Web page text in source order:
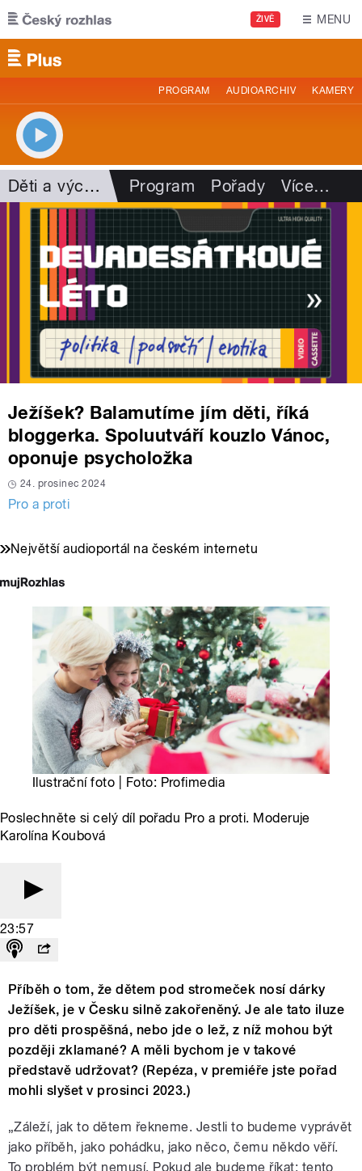
Přejít k hlavnímu obsahu
ŽIVĚ MENU
PROGRAM AUDIOARCHIV KAMERY
Děti a výchova Program Pořady Více…
Ježíšek? Balamutíme jím děti, říká
bloggerka. Spoluutváří kouzlo Vánoc,
oponuje psycholožka
24. prosinec 2024
Pro a proti
Největší audioportál na českém internetu
Ilustrační foto | Foto: Profimedia
Poslechněte si celý díl pořadu Pro a proti. Moderuje
Karolína Koubová
23:57
Příběh o tom, že dětem pod stromeček nosí dárky
Ježíšek, je v Česku silně zakořeněný. Je ale tato iluze
pro děti prospěšná, nebo jde o lež, z níž mohou být
později zklamané? A měli bychom je v takové
představě udržovat? (Repéza, v premiéře jste pořad
mohli slyšet v prosinci 2023.)
„Záleží, jak to dětem řekneme. Jestli to budeme vyprávět
jako příběh, jako pohádku, jako něco, čemu někdo věří.
To problém být nemusí. Pokud ale budeme říkat: tento